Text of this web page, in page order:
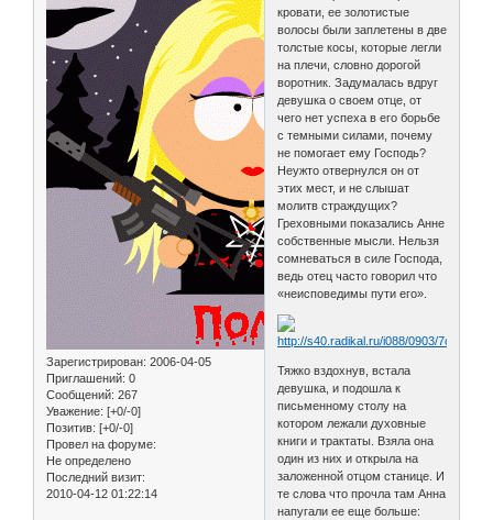
Зарегистрирован: 2006-04-05
Приглашений: 0
Сообщений: 267
Уважение: [+0/-0]
Позитив: [+0/-0]
Провел на форуме:
Не определено
Последний визит:
2010-04-12 01:22:14
кровати, ее золотистые
волосы были заплетены в две
толстые косы, которые легли
на плечи, словно дорогой
воротник. Задумалась вдруг
девушка о своем отце, от
чего нет успеха в его борьбе
с темными силами, почему
не помогает ему Господь?
Неужто отвернулся он от
этих мест, и не слышат
молитв страждущих?
Греховными показались Анне
собственные мысли. Нельзя
сомневаться в силе Господа,
ведь отец часто говорил что
«неисповедимы пути его».
Тяжко вздохнув, встала
девушка, и подошла к
письменному столу на
котором лежали духовные
книги и трактаты. Взяла она
один из них и открыла на
заложенной отцом станице. И
те слова что прочла там Анна
напугали ее еще больше: